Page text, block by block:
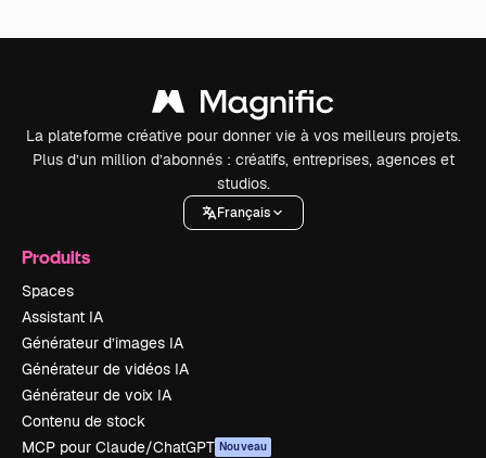
La plateforme créative pour donner vie à vos meilleurs projets.
Plus d’un million d’abonnés : créatifs, entreprises, agences et
studios.
Français
Produits
Spaces
Assistant IA
Générateur d’images IA
Générateur de vidéos IA
Générateur de voix IA
Contenu de stock
MCP pour Claude/ChatGPT Nouveau